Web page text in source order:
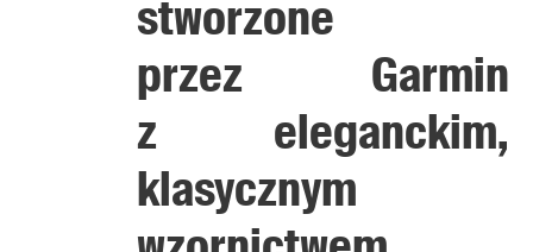
stworzone
przez Garmin
z eleganckim,
klasycznym